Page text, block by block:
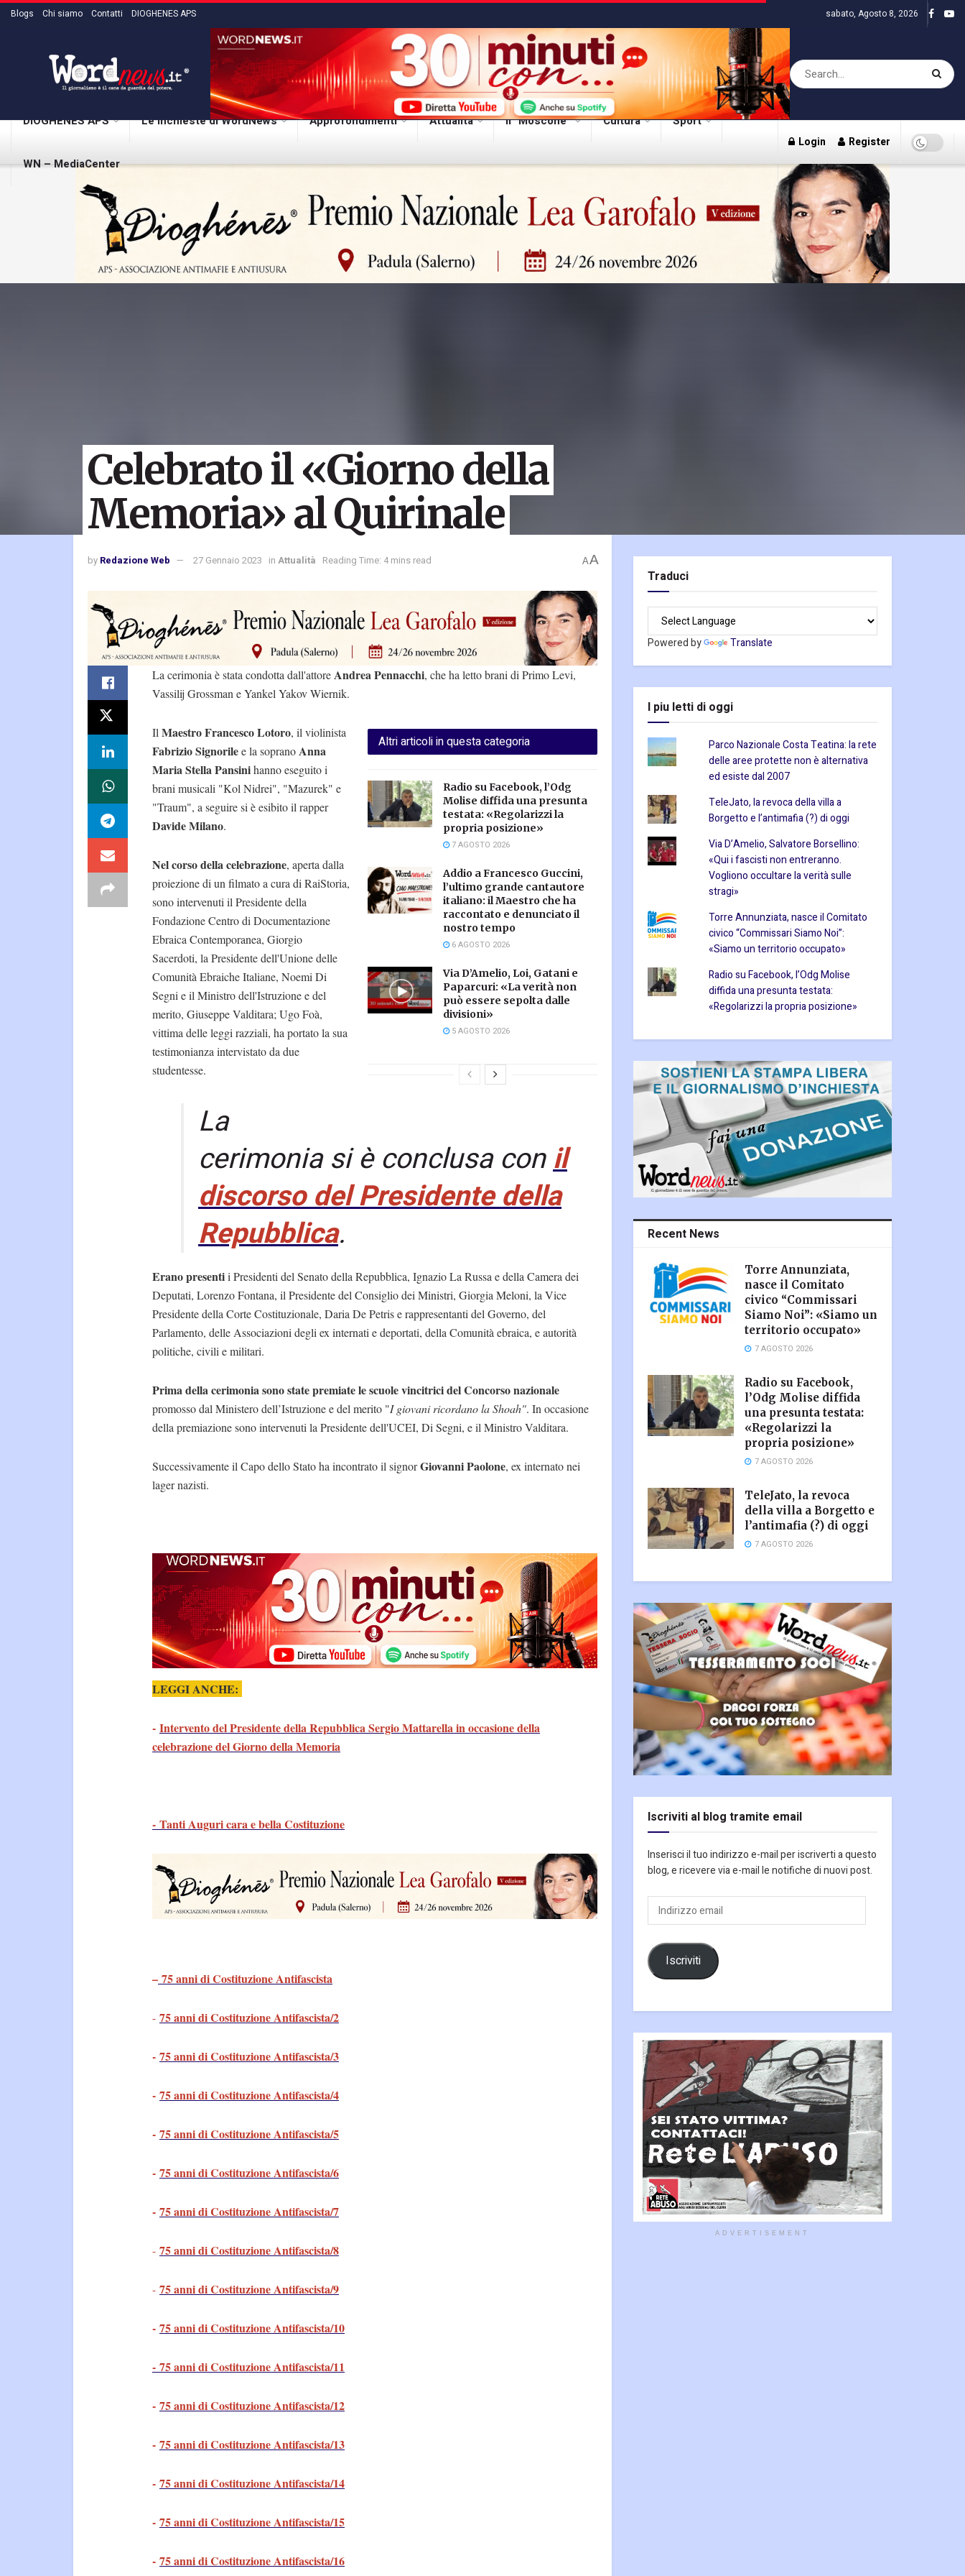
Blogs Chi siamo Contatti DIOGHENES APS sabato, Agosto 8, 2026
DIOGHENES APS Le inchieste di WordNews Approfondimenti Attualità Il “Moscone” Cultura Sport
WN – MediaCenter
Login Register
Celebrato il «Giorno della
Memoria» al Quirinale
by Redazione Web 27 Gennaio 2023 in Attualità Reading Time: 4 mins read AA
La cerimonia è stata condotta dall'attoreAndrea Pennacchi, che ha letto brani di Primo Levi,
Vassilij Grossman e Yankel Yakov Wiernik.
Altri articoli in questa categoria
Radio su Facebook, l’Odg
Molise diffida una presunta
testata: «Regolarizzi la
propria posizione»
7 AGOSTO 2026
Addio a Francesco Guccini,
l’ultimo grande cantautore
italiano: il Maestro che ha
raccontato e denunciato il
nostro tempo
6 AGOSTO 2026
Via D’Amelio, Loi, Gatani e
Paparcuri: «La verità non
può essere sepolta dalle
divisioni»
5 AGOSTO 2026
IlMaestro Francesco Lotoro, il violinista
Fabrizio Signorilee la sopranoAnna
Maria Stella Pansinihanno eseguito i
brani musicali "Kol Nidrei", "Mazurek" e
"Traum", a seguire si è esibito il rapper
Davide Milano.
Nel corso della celebrazione, aperta dalla
proiezione di un filmato a cura di RaiStoria,
sono intervenuti il Presidente della
Fondazione Centro di Documentazione
Ebraica Contemporanea, Giorgio
Sacerdoti, la Presidente dell'Unione delle
Comunità Ebraiche Italiane, Noemi Di
Segni e il Ministro dell'Istruzione e del
merito, Giuseppe Valditara; Ugo Foà,
vittima delle leggi razziali, ha portato la sua
testimonianza intervistato da due
studentesse.
La
cerimonia si è conclusa conil
discorso del Presidente della
Repubblica.
Erano presentii Presidenti del Senato della Repubblica, Ignazio La Russa e della Camera dei
Deputati, Lorenzo Fontana, il Presidente del Consiglio dei Ministri, Giorgia Meloni, la Vice
Presidente della Corte Costituzionale, Daria De Petris e rappresentanti del Governo, del
Parlamento, delle Associazioni degli ex internati e deportati, della Comunità ebraica, e autorità
politiche, civili e militari.
Prima della cerimonia sono state premiate le scuole vincitrici del Concorso nazionale
promosso dal Ministero dell’Istruzione e del merito "I giovani ricordano la Shoah". In occasione
della premiazione sono intervenuti la Presidente dell'UCEI, Di Segni, e il Ministro Valditara.
Successivamente il Capo dello Stato ha incontrato il signorGiovanni Paolone, ex internato nei
lager nazisti.
LEGGI ANCHE:
- Intervento del Presidente della Repubblica Sergio Mattarella in occasione della
celebrazione del Giorno della Memoria
- Tanti Auguri cara e bella Costituzione
– 75 anni di Costituzione Antifascista
- 75 anni di Costituzione Antifascista/2
- 75 anni di Costituzione Antifascista/3
- 75 anni di Costituzione Antifascista/4
- 75 anni di Costituzione Antifascista/5
- 75 anni di Costituzione Antifascista/6
- 75 anni di Costituzione Antifascista/7
- 75 anni di Costituzione Antifascista/8
- 75 anni di Costituzione Antifascista/9
- 75 anni di Costituzione Antifascista/10
- 75 anni di Costituzione Antifascista/11
- 75 anni di Costituzione Antifascista/12
- 75 anni di Costituzione Antifascista/13
- 75 anni di Costituzione Antifascista/14
- 75 anni di Costituzione Antifascista/15
- 75 anni di Costituzione Antifascista/16
Traduci
Powered by Translate
I piu letti di oggi
Parco Nazionale Costa Teatina: la rete
delle aree protette non è alternativa
ed esiste dal 2007
TeleJato, la revoca della villa a
Borgetto e l’antimafia (?) di oggi
Via D’Amelio, Salvatore Borsellino:
«Qui i fascisti non entreranno.
Vogliono occultare la verità sulle
stragi»
Torre Annunziata, nasce il Comitato
civico “Commissari Siamo Noi”:
«Siamo un territorio occupato»
Radio su Facebook, l’Odg Molise
diffida una presunta testata:
«Regolarizzi la propria posizione»
Recent News
Torre Annunziata,
nasce il Comitato
civico “Commissari
Siamo Noi”: «Siamo un
territorio occupato»
7 AGOSTO 2026
Radio su Facebook,
l’Odg Molise diffida
una presunta testata:
«Regolarizzi la
propria posizione»
7 AGOSTO 2026
TeleJato, la revoca
della villa a Borgetto e
l’antimafia (?) di oggi
7 AGOSTO 2026
Iscriviti al blog tramite email
Inserisci il tuo indirizzo e-mail per iscriverti a questo
blog, e ricevere via e-mail le notifiche di nuovi post.
Indirizzo
email
Iscriviti
ADVERTISEMENT